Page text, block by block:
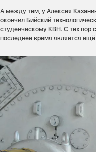
А между тем, у Алексея
окончил Бийский
студенческому КВН. С тех пор
последнее время является